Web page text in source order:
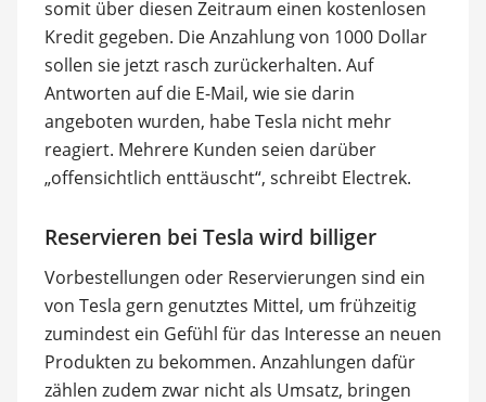
somit über diesen Zeitraum einen kostenlosen
Kredit gegeben. Die Anzahlung von 1000 Dollar
sollen sie jetzt rasch zurückerhalten. Auf
Antworten auf die E-Mail, wie sie darin
angeboten wurden, habe Tesla nicht mehr
reagiert. Mehrere Kunden seien darüber
„offensichtlich enttäuscht“, schreibt Electrek.
Reservieren bei Tesla wird billiger
Vorbestellungen oder Reservierungen sind ein
von Tesla gern genutztes Mittel, um frühzeitig
zumindest ein Gefühl für das Interesse an neuen
Produkten zu bekommen. Anzahlungen dafür
zählen zudem zwar nicht als Umsatz, bringen